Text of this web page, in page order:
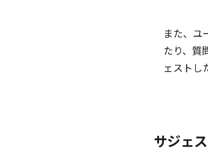
また、ユ
たり、質
ェストし
サジェ